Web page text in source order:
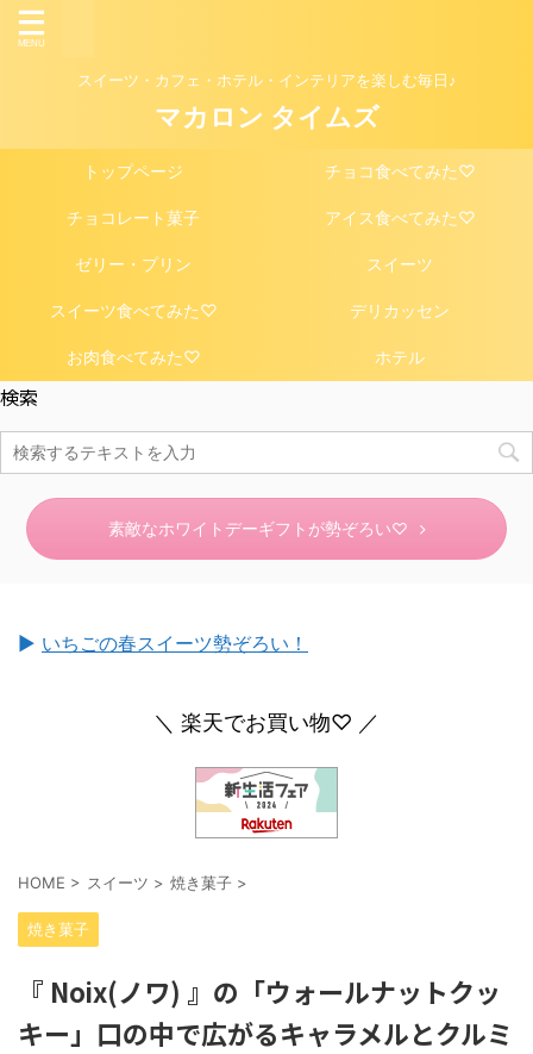
スイーツ・カフェ・ホテル・インテリアを楽しむ毎日♪
マカロン タイムズ
トップページ チョコ食べてみた♡
チョコレート菓子 アイス食べてみた♡
ゼリー・プリン スイーツ
スイーツ食べてみた♡ デリカッセン
お肉食べてみた♡ ホテル
検索
素敵なホワイトデーギフトが勢ぞろい♡
► いちごの春スイーツ勢ぞろい！
＼ 楽天でお買い物♡ ／
HOME > スイーツ > 焼き菓子 >
焼き菓子
『 Noix(ノワ) 』の「ウォールナットクッ
キー」口の中で広がるキャラメルとクルミ